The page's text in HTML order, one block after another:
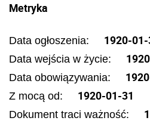
Metryka
Data ogłoszenia: 1920-01-
Data wejścia w życie:
Data obowiązywania:
Z mocą od: 1920-01-31
Dokument traci ważność: